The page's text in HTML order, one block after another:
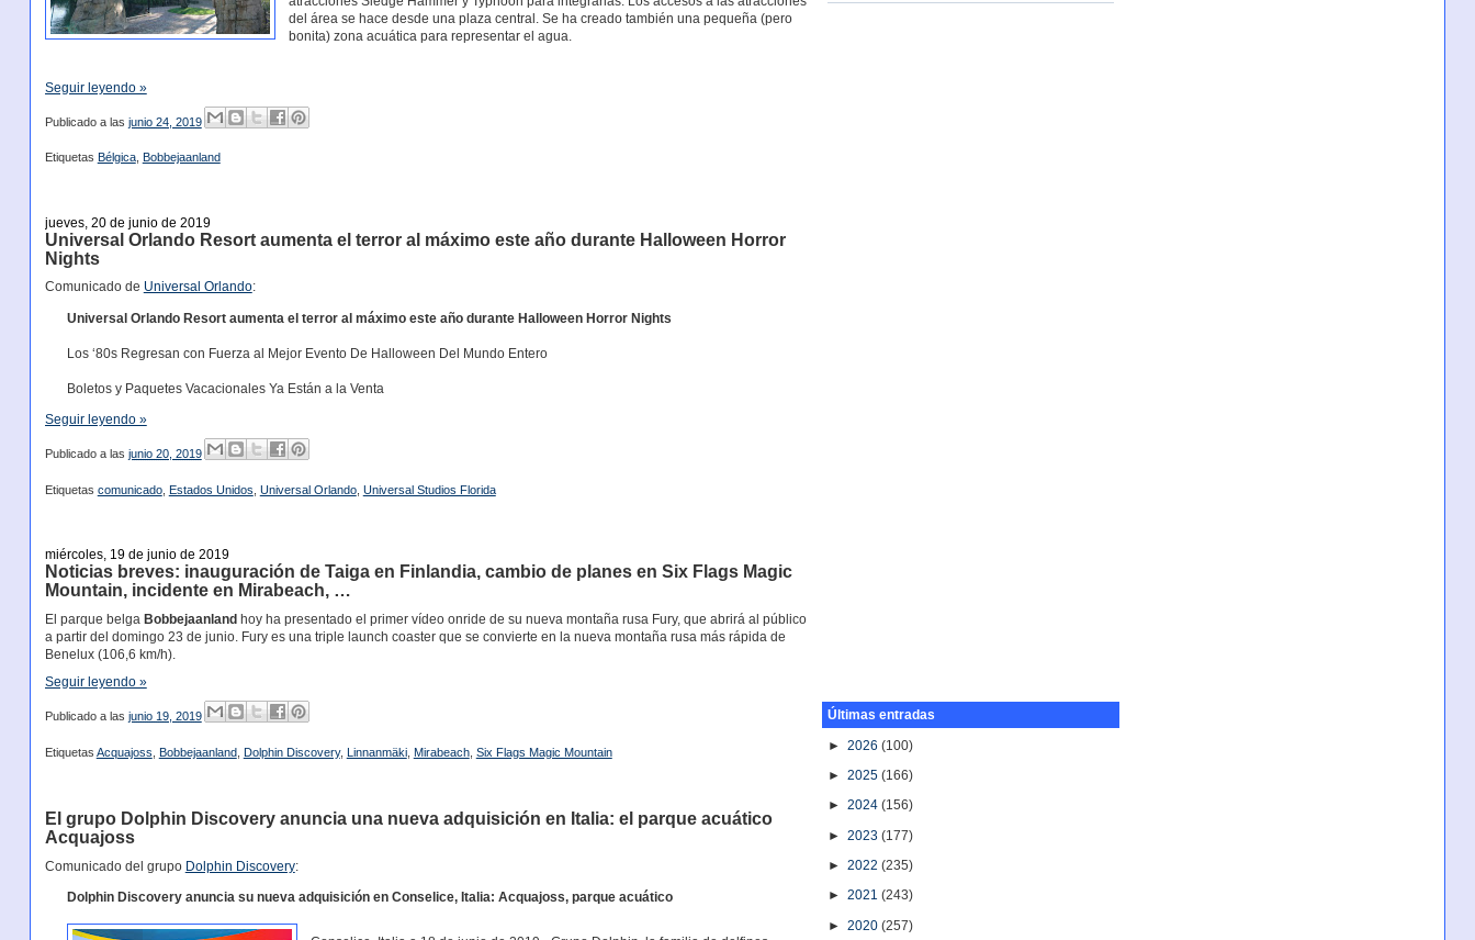
del área se hace desde una plaza central. Se ha creado también una pequeña (pero
bonita) zona acuática para representar el agua.
Seguir leyendo »
Publicado a las junio 24, 2019
Etiquetas Bélgica, Bobbejaanland
jueves, 20 de junio de 2019
Universal Orlando Resort aumenta el terror al máximo este año durante Halloween Horror
Nights
Comunicado de Universal Orlando:
Universal Orlando Resort aumenta el terror al máximo este año durante Halloween Horror Nights
Los ‘80s Regresan con Fuerza al Mejor Evento De Halloween Del Mundo Entero
Boletos y Paquetes Vacacionales Ya Están a la Venta
Seguir leyendo »
Publicado a las junio 20, 2019
Etiquetas comunicado, Estados Unidos Universal Orlando, Universal Studios Florida
miércoles, 19 de junio de 2019
Noticias breves: inauguración de Taiga en Finlandia, cambio de planes en Six Flags Magic
Mountain, incidente en Mirabeach, …
El parque belga Bobbejaanlandhoy ha presentado el primer vídeo onride de su nueva montaña rusa Fury, que abrirá al público
a partir del domingo 23 de junio. Fury es una triple launch coaster que se convierte en la nueva montaña rusa más rápida de
Benelux (106,6 km/h).
Seguir leyendo »
Publicado a las junio 19, 2019
Etiquetas Acquajoss Bobbejaanland, Dolphin Discovery, Linnanmäki, Mirabeach, Six Flags Magic Mountain
El grupo Dolphin Discovery anuncia una nueva adquisición en Italia: el parque acuático
Acquajoss
Comunicado del grupo Dolphin Discovery:
Dolphin Discovery anuncia su nueva adquisición en Conselice, Italia: Acquajoss, parque acuático
Últimas entradas
►2026(100)
►2025(166)
►2024(156)
►2023(177)
►2022(235)
►2021(243)
►2020(257)